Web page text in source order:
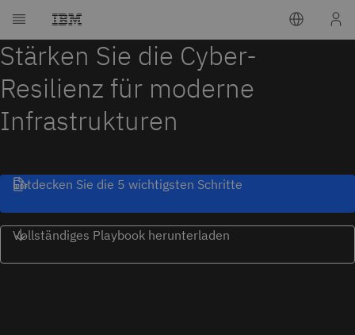
Stärken Sie die Cyber-
Resilienz für moderne
Infrastrukturen
Entdecken Sie die 5 wichtigsten Schritte
Vollständiges Playbook herunterladen